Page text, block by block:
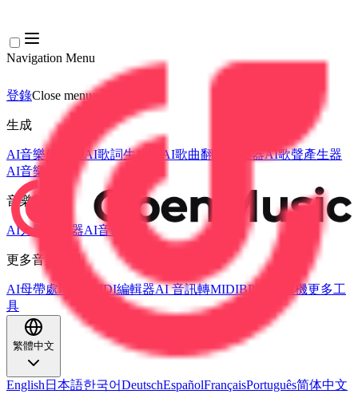
Navigation Menu
登錄Close menu×
生成
AI音樂生成器 AI歌詞生成器 AI歌曲翻唱產生器AI歌聲產生器
AI音樂影片
音樂編輯
AI人聲去除器AI音軌分離
更多音樂工具
AI母帶處理 AI MIDI編輯器AI 音訊轉MIDIBPM 計算機更多工
具
繁體中文
English 日本語한국어DeutschEspañolFrançaisPortuguês简体中文